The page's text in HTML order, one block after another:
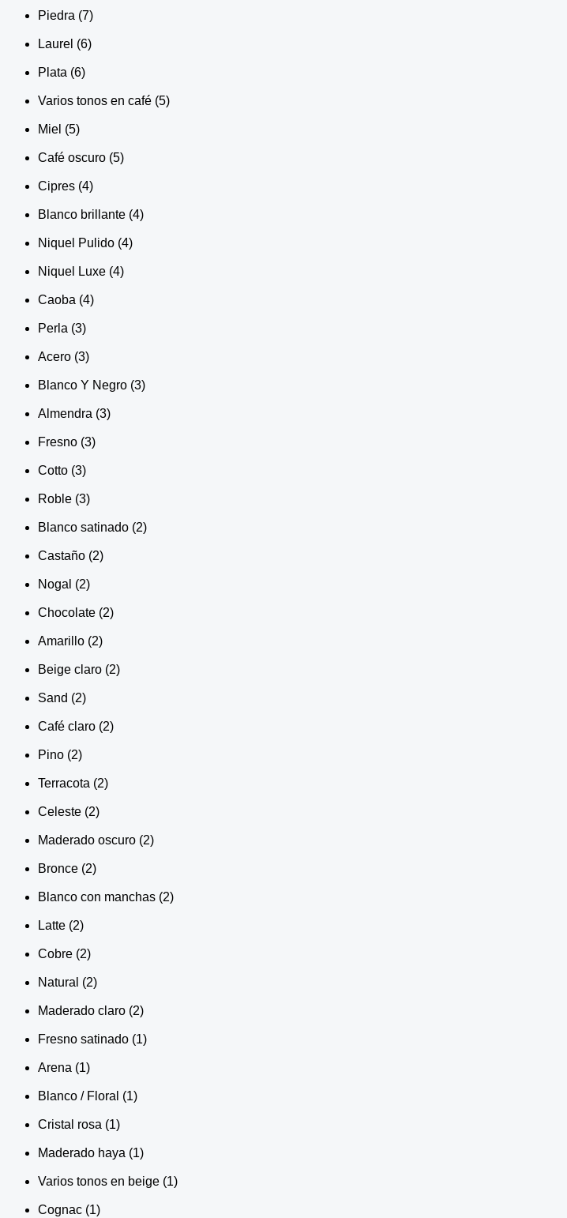
Piedra (7)
Laurel (6)
Plata (6)
Varios tonos en café (5)
Miel (5)
Café oscuro (5)
Cipres (4)
Blanco brillante (4)
Niquel Pulido (4)
Niquel Luxe (4)
Caoba (4)
Perla (3)
Acero (3)
Blanco Y Negro (3)
Almendra (3)
Fresno (3)
Cotto (3)
Roble (3)
Blanco satinado (2)
Castaño (2)
Nogal (2)
Chocolate (2)
Amarillo (2)
Beige claro (2)
Sand (2)
Café claro (2)
Pino (2)
Terracota (2)
Celeste (2)
Maderado oscuro (2)
Bronce (2)
Blanco con manchas (2)
Latte (2)
Cobre (2)
Natural (2)
Maderado claro (2)
Fresno satinado (1)
Arena (1)
Blanco / Floral (1)
Cristal rosa (1)
Maderado haya (1)
Varios tonos en beige (1)
Cognac (1)